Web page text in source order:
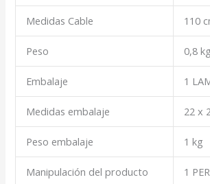
Medidas Cable 110
Peso 0,8 kg
Embalaje 1
Medidas embalaje 22 x
Peso embalaje 1 kg
Manipulación del producto 1